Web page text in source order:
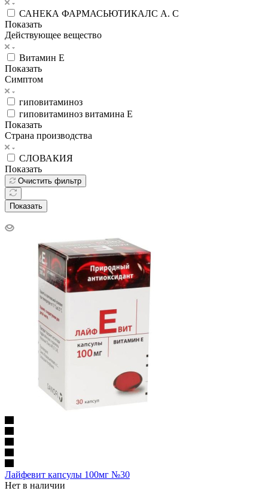
САНЕКА ФАРМАСЬЮТИКАЛС А. С
Показать
Действующее вещество
Витамин Е
Показать
Симптом
гиповитаминоз
гиповитаминоз витамина Е
Показать
Страна производства
СЛОВАКИЯ
Показать
Очистить фильтр
Показать
Лайфевит капсулы 100мг №30
Нет в наличии